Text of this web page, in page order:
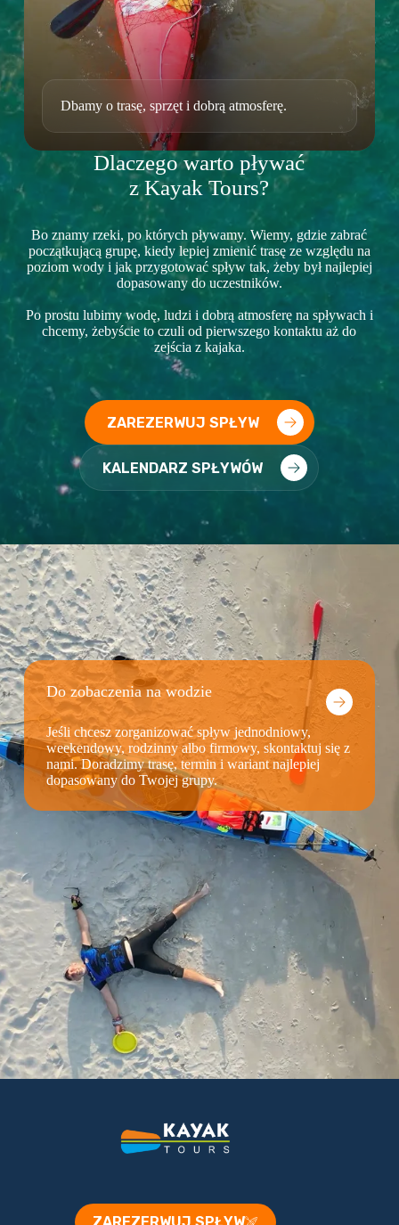
Dbamy o trasę, sprzęt i dobrą atmosferę.
Dlaczego warto pływać
z Kayak Tours?
Bo znamy rzeki, po których pływamy. Wiemy, gdzie zabrać
początkującą grupę, kiedy lepiej zmienić trasę ze względu na
poziom wody i jak przygotować spływ tak, żeby był najlepiej
dopasowany do uczestników.
Po prostu lubimy wodę, ludzi i dobrą atmosferę na spływach i
chcemy, żebyście to czuli od pierwszego kontaktu aż do
zejścia z kajaka.
ZAREZERWUJ SPŁYW
KALENDARZ SPŁYWÓW
Do zobaczenia na wodzie
Jeśli chcesz zorganizować spływ jednodniowy,
weekendowy, rodzinny albo firmowy, skontaktuj się z
nami. Doradzimy trasę, termin i wariant najlepiej
dopasowany do Twojej grupy.